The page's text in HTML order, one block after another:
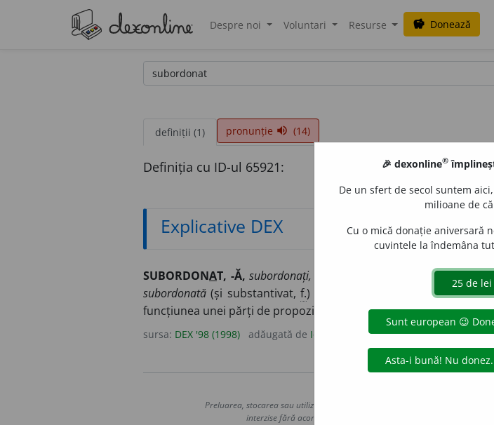
Despre noi Voluntari Resurse savings Donează
definiții (1) pronunție volume_up (14)
Definiția cu ID-ul 65921:
Explicative DEX
SUBORDONAT, -Ă, subordonați, -te, Dependent de cineva
subordonată (și substantivat,f.) = propoziție care depinde din
funcțiunea unei părți de propoziție a regentei; propoziție
sursa: DEX '98 (1998) adăugată de IoanSoleriu acțiuni
Preluarea, stocarea sau utilizarea datelor de pe acest site, inclusiv prin
interzise fără acordul nostru prealabil scris, cu excepția seturilor
🎉 dexonline®
De un sfert de secol suntem
milioane de
Cu o mică donație aniversară
cuvintele la îndemâna